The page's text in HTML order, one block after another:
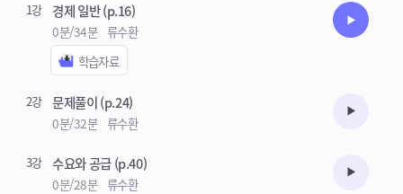
경영경제기초용어, 일일특강의 경우 pdf 학습자료로 진행됩니다.
정규강의는 기본서로 진행됩니다.
1강 경제 일반 (p.16)
0분/34분 류수환 수강준비
2강 문제풀이 (p.24)
0분/32분 류수환 수강준비
3강 수요와 공급 (p.40)
0분/28분 류수환 수강준비